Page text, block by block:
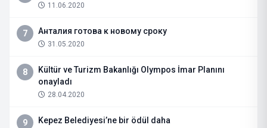
11.06.2020
7 Анталия готова к новому сроку
31.05.2020
8
Kültür ve Turizm Bakanlığı Olympos İmar Planını
onayladı
28.04.2020
9 Kepez Belediyesi’ne bir ödül daha